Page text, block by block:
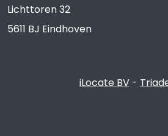
Lichttoren 32
5611 BJ Eindhoven
iLocate BV-